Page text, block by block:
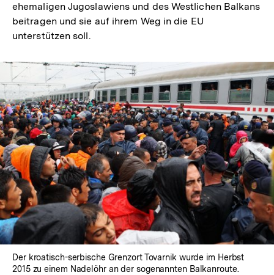
ehemaligen Jugoslawiens und des Westlichen Balkans
beitragen und sie auf ihrem Weg in die EU
unterstützen soll.
Der kroatisch-serbische Grenzort Tovarnik wurde im Herbst
2015 zu einem Nadelöhr an der sogenannten Balkanroute.